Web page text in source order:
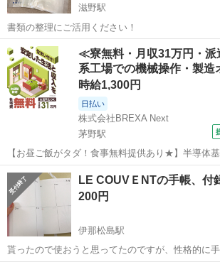
滋野駅
書類の整理にご活用ください！
長野 東御市 滋野駅 手帳 クリアフ
≪寮無料・月収31万円・
系工場での機械操作・製
時給1,300円
日払い
株式会社BREXA Next
茅野駅
【お昼ご飯がタダ！食事無料提供あり★】半導体
レーターや検査作業！未経験活躍中★カップル＆
赴任旅費会社負担★嬉しい無料送迎◎正社員登用制
通勤OK！無料駐車場完備！《長野県茅...
長野 茅野市
LE COUVＥNTの手帳、付
200円
伊那松島駅
貰ったので使おうと思ってたのですが、性格的に